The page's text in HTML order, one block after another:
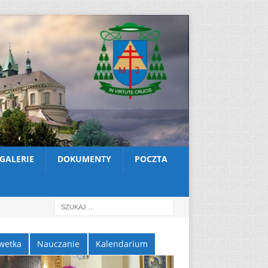
GALERIE DOKUMENTY POCZTA
Nauczanie Kalendarium